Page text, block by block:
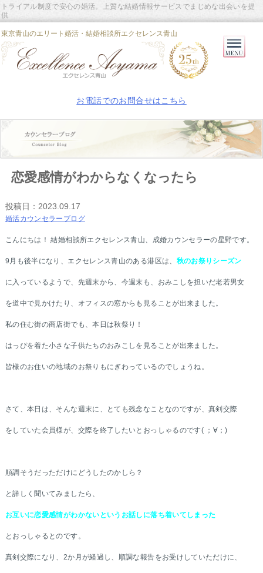
東京青山のエリート婚活・結婚相談所エクセレンス青山
トライアル制度で安心の婚活。上質な結婚情報サービスでまじめな出会いを提
供
お電話でのお問合せはこちら
恋愛感情がわからなくなったら
投稿日： 2023.09.17
婚活カウンセラーブログ
こんにちは！ 結婚相談所エクセレンス青山、成婚カウンセラーの星野です。
9月も後半になり、エクセレンス青山のある港区は、 秋のお祭りシーズン
に入っているようで、先週末から、今週末も、おみこしを担いだ老若男女
を道中で見かけたり、オフィスの窓からも見ることが出来ました。
私の住む街の商店街でも、本日は秋祭り！
はっぴを着た小さな子供たちのおみこしを見ることが出来ました。
皆様のお住いの地域のお祭りもにぎわっているのでしょうね。
さて、本日は、そんな週末に、とても残念なことなのですが、真剣交際
をしていた会員様が、交際を終了したいとおっしゃるのです( ；∀；)
順調そうだっただけにどうしたのかしら？
と詳しく聞いてみましたら、
お互いに恋愛感情がわかないというお話しに落ち着いてしまった
とおっしゃるとのです。
真剣交際になり、2か月が経過し、順調な報告をお受けしていただけに、